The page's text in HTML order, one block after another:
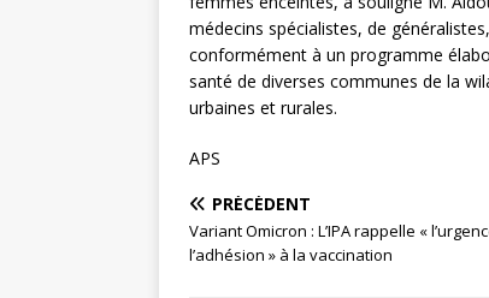
médecins spécialistes, de
conformément à un programme
santé de diverses communes de la
urbaines et rurales.
APS
PRÉCÉDENT
Variant Omicron : L’IPA rappelle «
l’adhésion » à la vaccination